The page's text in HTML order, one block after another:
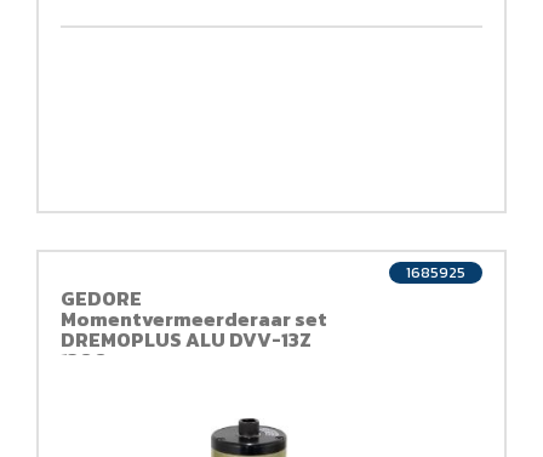
GEDORE
Momentvermeerderaar set
DREMOPLUS ALU DVV-13Z
1300nm
1685925